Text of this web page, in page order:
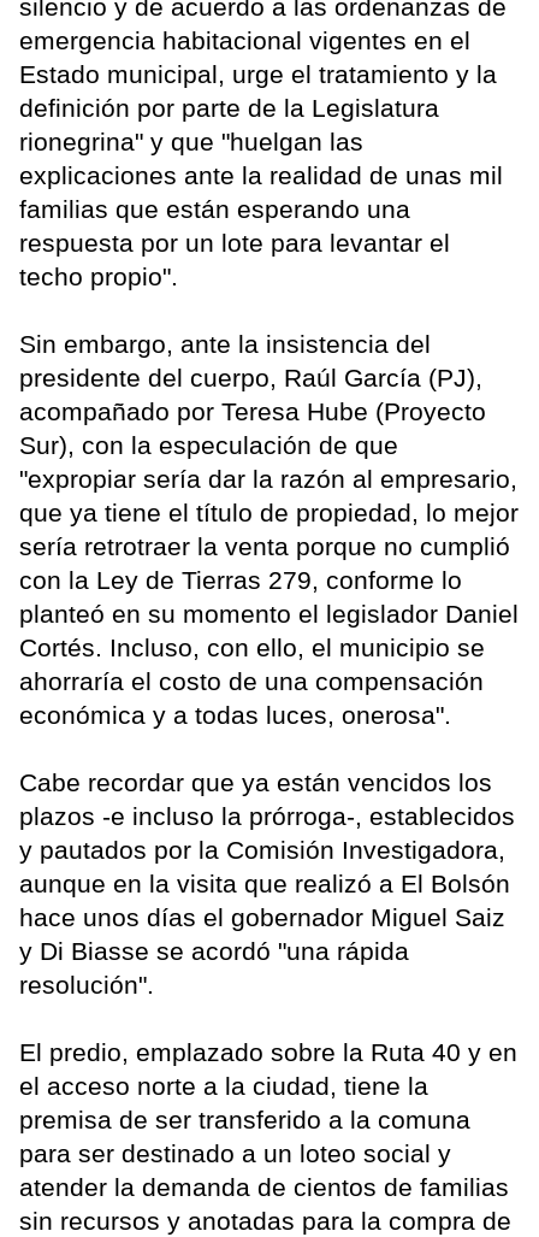
silencio y de acuerdo a las ordenanzas de
emergencia habitacional vigentes en el
Estado municipal, urge el tratamiento y la
definición por parte de la Legislatura
rionegrina" y que "huelgan las
explicaciones ante la realidad de unas mil
familias que están esperando una
respuesta por un lote para levantar el
techo propio".
Sin embargo, ante la insistencia del
presidente del cuerpo, Raúl García (PJ),
acompañado por Teresa Hube (Proyecto
Sur), con la especulación de que
"expropiar sería dar la razón al empresario,
que ya tiene el título de propiedad, lo mejor
sería retrotraer la venta porque no cumplió
con la Ley de Tierras 279, conforme lo
planteó en su momento el legislador Daniel
Cortés. Incluso, con ello, el municipio se
ahorraría el costo de una compensación
económica y a todas luces, onerosa".
Cabe recordar que ya están vencidos los
plazos -e incluso la prórroga-, establecidos
y pautados por la Comisión Investigadora,
aunque en la visita que realizó a El Bolsón
hace unos días el gobernador Miguel Saiz
y Di Biasse se acordó "una rápida
resolución".
El predio, emplazado sobre la Ruta 40 y en
el acceso norte a la ciudad, tiene la
premisa de ser transferido a la comuna
para ser destinado a un loteo social y
atender la demanda de cientos de familias
sin recursos y anotadas para la compra de